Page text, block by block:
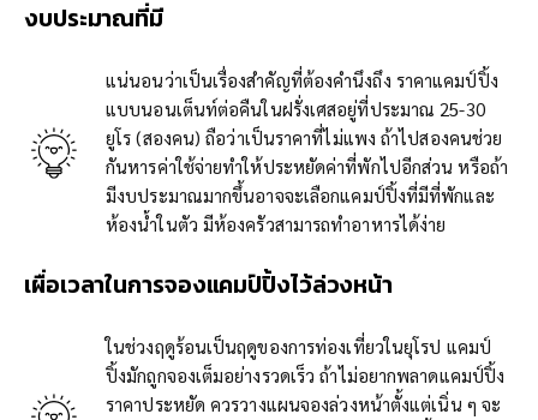
งบประมาณที่มี
แน่นอนว่าเป็นเรื่องสำคัญที่ต้องคำนึงถึง ราคาแคมป์ปิ้ง
แบบนอนเต็นท์ต่อคืนในฝรั่งเศสอยู่ที่ประมาณ 25-30
ยูโร (สองคน) ถือว่าเป็นราคาที่ไม่แพง ถ้าไปสองคนช่วย
กันหารค่าใช้จ่ายทำให้ประหยัดค่าที่พักไปอีกส่วน หรือถ้า
มีงบประมาณมากขึ้นอาจจะเลือกแคมป์ปิ้งที่มีที่พักและ
ห้องน้ำในตัว มีห้องครัวสามารถทำอาหารได้ง่าย
เผื่อเวลาในการจองแคมป์ปิ้งไว้ล่วงหน้า
ในช่วงฤดูร้อนเป็นฤดูของการท่องเที่ยวในยุโรป แคมป์
ปิ้งมักถูกจองเต็มอย่างรวดเร็ว ถ้าไม่อยากพลาดแคมป์ปิ้ง
ราคาประหยัด ควรวางแผนจองล่วงหน้าตั้งแต่เนิ่น ๆ จะ